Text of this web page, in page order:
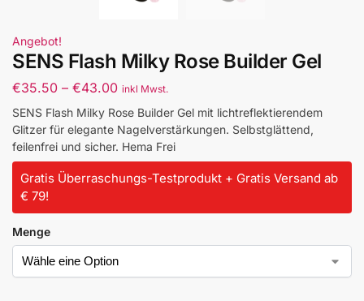
Angebot!
SENS Flash Milky Rose Builder Gel
€35.50 – €43.00 inkl Mwst.
SENS Flash Milky Rose Builder Gel mit lichtreflektierendem
Glitzer für elegante Nagelverstärkungen. Selbstglättend,
feilenfrei und sicher. Hema Frei
Gratis Überraschungs-Testprodukt + Gratis Versand ab
€ 79!
Menge